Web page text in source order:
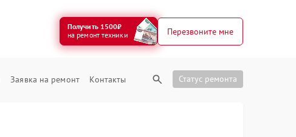
Получить 1500₽
на ремонт техники
Перезвоните мне
Заявка на ремонт Контакты Статус ремонта